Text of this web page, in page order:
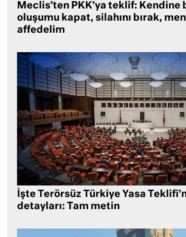
Meclis’ten PKK’ya teklif: Kendine
oluşumu kapat, silahını bırak,
affedelim
İşte Terörsüz Türkiye Yasa
detayları: Tam metin